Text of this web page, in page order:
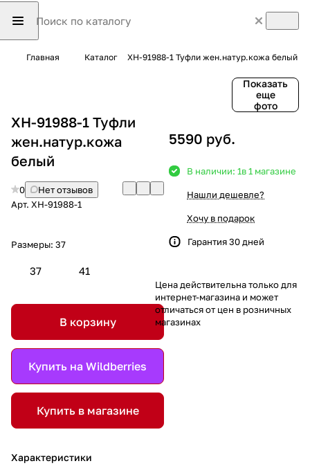
Главная Каталог XH-91988-1 Туфли жен.натур.кожа белый
Показать
еще
фото
XH-91988-1 Туфли
жен.натур.кожа
белый
0
Нет отзывов
Арт. XH-91988-1
Размеры: 37
37 41
В корзину
Купить на Wildberries
Купить в магазине
Характеристики
5590 руб.
В наличии: 1в 1 магазине
Нашли дешевле?
Хочу в подарок
Гарантия 30 дней
Цена действительна только для
интернет-магазина и может
отличаться от цен в розничных
магазинах